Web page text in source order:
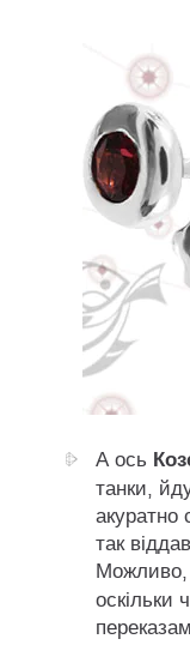
А ось
танки,
акуратно
так
Можливо,
оскільки